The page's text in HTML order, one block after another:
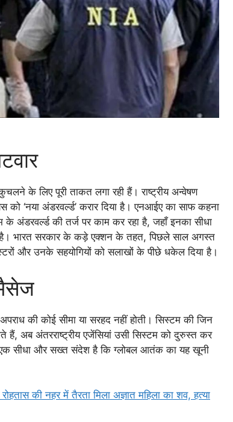
के लिए पूरी ताकत लगा रही हैं। राष्ट्रीय अन्वेषण
‘नया अंडरवर्ल्ड’ करार दिया है। एनआईए का साफ कहना
अंडरवर्ल्ड की तर्ज पर काम कर रहा है, जहाँ इनका सीधा
भारत सरकार के कड़े एक्शन के तहत, पिछले साल अगस्त
और उनके सहयोगियों को सलाखों के पीछे धकेल दिया है।
की कोई सीमा या सरहद नहीं होती। सिस्टम की जिन
हैं, अब अंतरराष्ट्रीय एजेंसियां उसी सिस्टम को दुरुस्त कर
एक सीधा और सख्त संदेश है कि ग्लोबल आतंक का यह खूनी
की नहर में तैरता मिला अज्ञात महिला का शव, हत्या